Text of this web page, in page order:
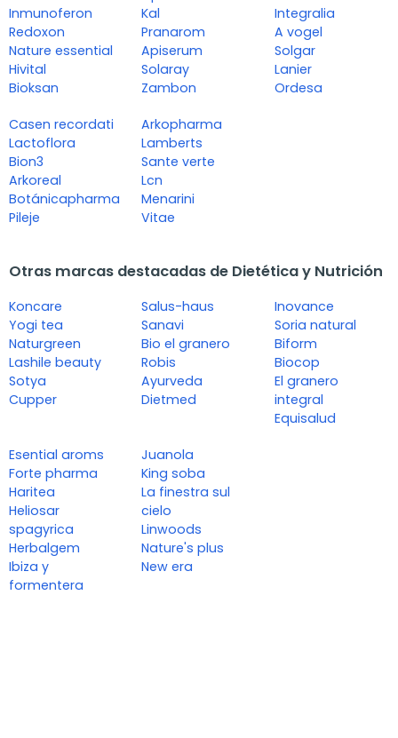
Inmunoferon
Redoxon
Nature essential
Hivital
Bioksan
Kal
Pranarom
Apiserum
Solaray
Zambon
Integralia
A vogel
Solgar
Lanier
Ordesa
Casen recordati
Lactoflora
Bion3
Arkoreal
Botánicapharma
Pileje
Arkopharma
Lamberts
Sante verte
Lcn
Menarini
Vitae
Otras marcas destacadas de Dietética y Nutrición
Koncare
Yogi tea
Naturgreen
Lashile beauty
Sotya
Cupper
Salus-haus
Sanavi
Bio el granero
Robis
Ayurveda
Dietmed
Inovance
Soria natural
Biform
Biocop
El granero
integral
Equisalud
Esential aroms
Forte pharma
Haritea
Heliosar
spagyrica
Herbalgem
Ibiza y
formentera
Juanola
King soba
La finestra sul
cielo
Linwoods
Nature's plus
New era